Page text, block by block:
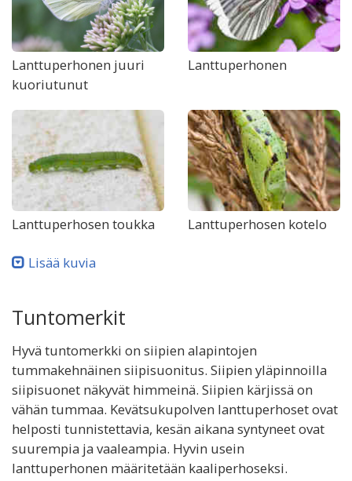
Lanttuperhonen juuri
kuoriutunut
Lanttuperhonen
Lanttuperhosen toukka Lanttuperhosen kotelo
Lisää kuvia
Tuntomerkit
Hyvä tuntomerkki on siipien alapintojen
tummakehnäinen siipisuonitus. Siipien yläpinnoilla
siipisuonet näkyvät himmeinä. Siipien kärjissä on
vähän tummaa. Kevätsukupolven lanttuperhoset ovat
helposti tunnistettavia, kesän aikana syntyneet ovat
suurempia ja vaaleampia. Hyvin usein
lanttuperhonen määritetään kaaliperhoseksi.